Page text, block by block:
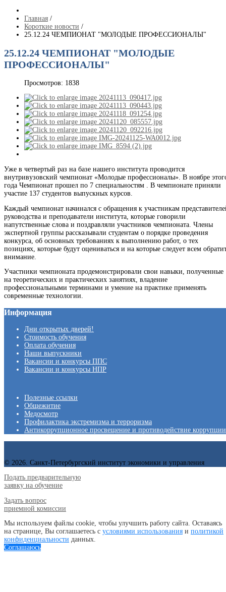
Главная /
Короткие новости /
25.12.24 ЧЕМПИОНАТ "МОЛОДЫЕ ПРОФЕССИОНАЛЫ"
25.12.24 ЧЕМПИОНАТ "МОЛОДЫЕ
ПРОФЕССИОНАЛЫ"
Просмотров: 1838
Уже в четвертый раз на базе нашего института проводится
внутривузовский чемпионат «Молодые профессионалы». В ноябре
года Чемпионат прошел по 7 специальностям . В чемпионате приняли
участие 137 студентов выпускных курсов.
Каждый чемпионат начинался с обращения к участникам
руководства и преподаватели института, которые говорили
напутственные слова и поздравляли участников чемпионата. Члены
экспертной группы рассказывали студентам о порядке проведения
конкурса, об основных требованиях к выполнению работ, о тех
позициях, которые будут оцениваться и на которые следует всем
внимание.
Участники чемпионата продемонстрировали свои навыки, полученные
на теоретических и практических занятиях, владение
профессиональными терминами и умение на практике применять
современные технологии.
Информация
Дни открытых дверей!
Стоимость обучения
Оплата обучения
Наши выпускники
Вакансии и конкурсы ППС
Вакансии и конкурсы НПР
Полезные ссылки
Общежитие
Медосмотр
Профилактика экстремизма и терроризма
Антикоррупционное просвещение и противодействие коррупции
© 2026. Санкт-Петербургский институт экономики и управления
Подать предварительную
заявку на обучение
Задать вопрос
приемной комиссии
Мы используем файлы cookie, чтобы улучшить работу сайта. Оставаясь
на странице, Вы соглашаетесь с условиями использования и политикой
конфиденциальности данных.
Соглашаюсь